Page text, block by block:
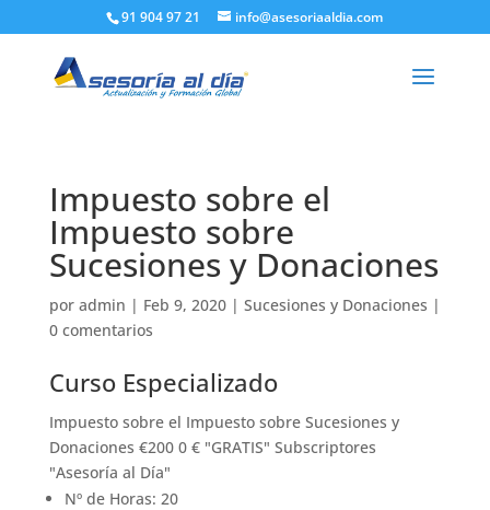
91 904 97 21 info@asesoriaaldia.com
Impuesto sobre el
Impuesto sobre
Sucesiones y Donaciones
por admin | Feb 9, 2020| Sucesiones y Donaciones |
0 comentarios
Curso Especializado
Impuesto sobre el Impuesto sobre Sucesiones y
Donaciones €200 0 € "GRATIS" Subscriptores
"Asesoría al Día"
Nº de Horas: 20